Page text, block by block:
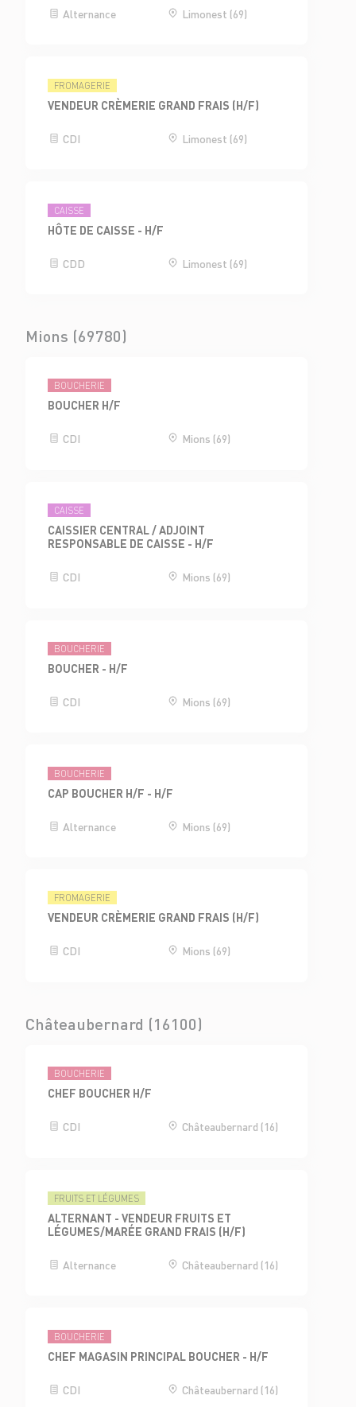
Alternance Limonest (69)
FROMAGERIE
VENDEUR CRÈMERIE GRAND FRAIS (H/F)
CDI Limonest (69)
CAISSE
HÔTE DE CAISSE - H/F
CDD Limonest (69)
Mions (69780)
BOUCHERIE
BOUCHER H/F
CDI Mions (69)
CAISSE
CAISSIER CENTRAL / ADJOINT
RESPONSABLE DE CAISSE - H/F
CDI Mions (69)
BOUCHERIE
BOUCHER - H/F
CDI Mions (69)
BOUCHERIE
CAP BOUCHER H/F - H/F
Alternance Mions (69)
FROMAGERIE
VENDEUR CRÈMERIE GRAND FRAIS (H/F)
CDI Mions (69)
Châteaubernard (16100)
BOUCHERIE
CHEF BOUCHER H/F
CDI Châteaubernard (16)
FRUITS ET LÉGUMES
ALTERNANT - VENDEUR FRUITS ET
LÉGUMES/MARÉE GRAND FRAIS (H/F)
Alternance Châteaubernard (16)
BOUCHERIE
CHEF MAGASIN PRINCIPAL BOUCHER - H/F
CDI Châteaubernard (16)